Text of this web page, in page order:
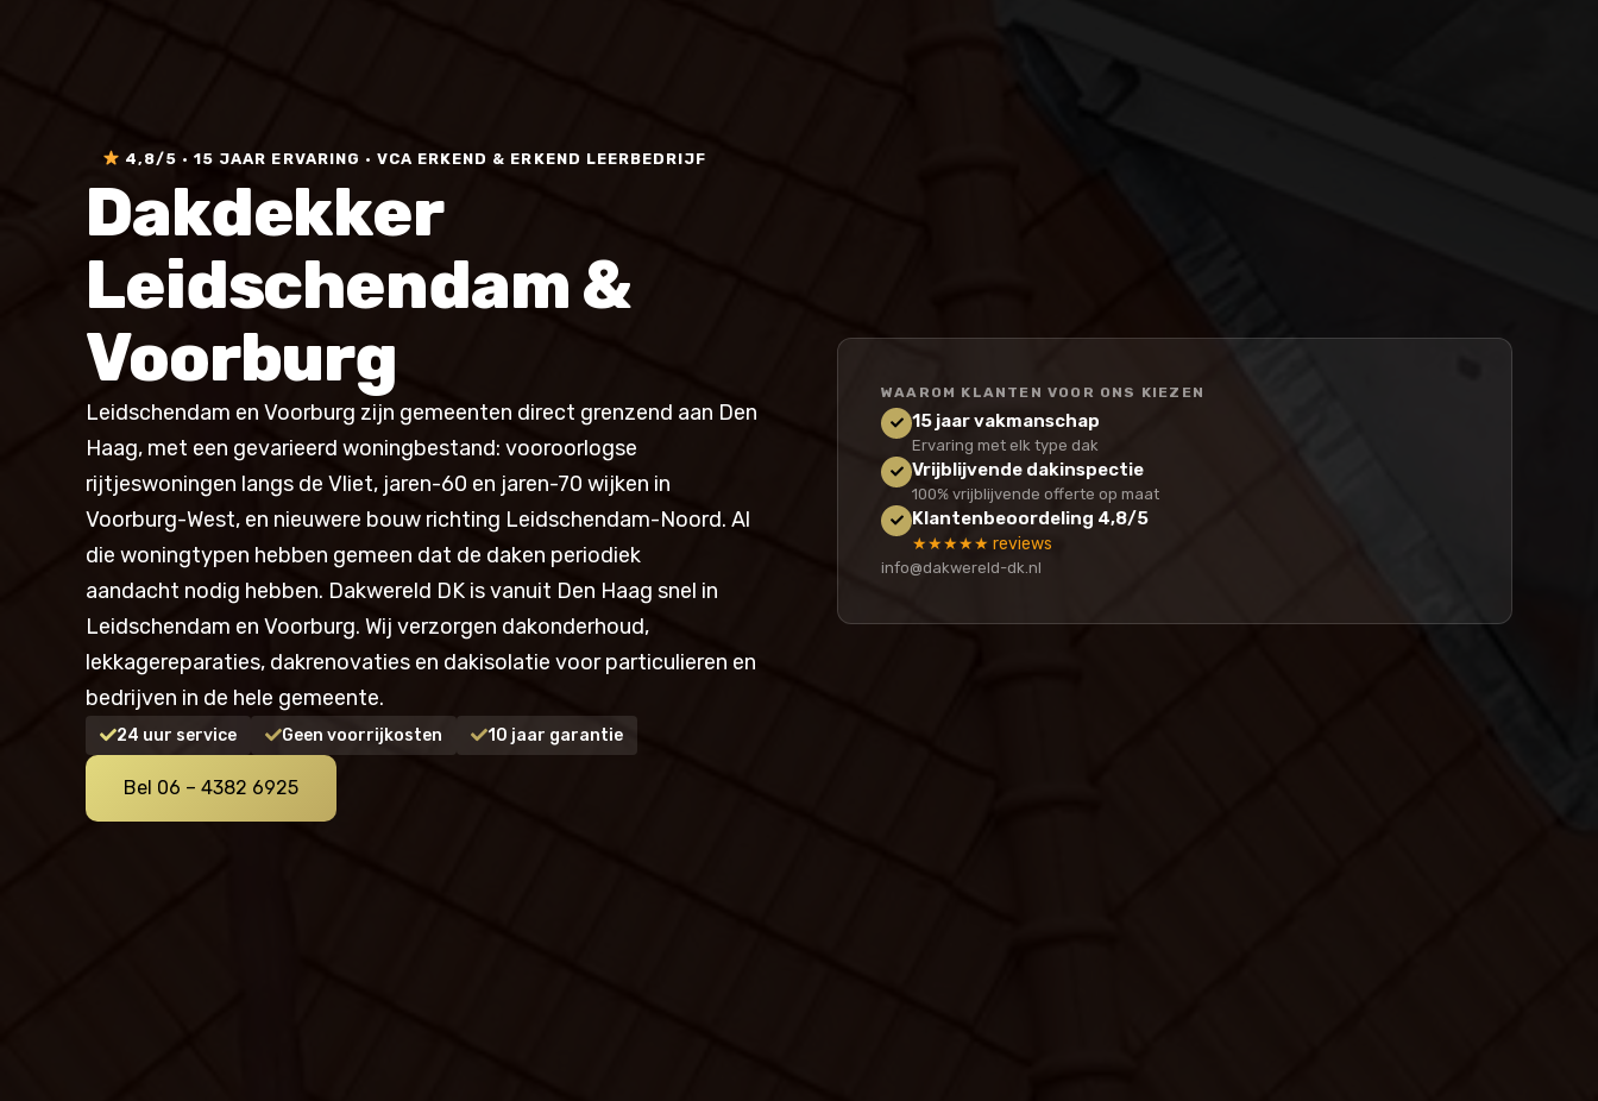
4,8/5 · 15 JAAR ERVARING · VCA ERKEND & ERKEND LEERBEDRIJF
Dakdekker
Leidschendam &
Voorburg
Leidschendam en Voorburg zijn gemeenten direct grenzend aan Den
Haag, met een gevarieerd woningbestand: vooroorlogse
rijtjeswoningen langs de Vliet, jaren-60 en jaren-70 wijken in
Voorburg-West, en nieuwere bouw richting Leidschendam-Noord. Al
die woningtypen hebben gemeen dat de daken periodiek
aandacht nodig hebben. Dakwereld DK is vanuit Den Haag snel in
Leidschendam en Voorburg. Wij verzorgen dakonderhoud,
lekkagereparaties, dakrenovaties en dakisolatie voor particulieren en
bedrijven in de hele gemeente.
24 uur service Geen voorrijkosten 10 jaar garantie
Bel 06 – 4382 6925
WAAROM KLANTEN VOOR ONS KIEZEN
15 jaar vakmanschap
Ervaring met elk type dak
Vrijblijvende dakinspectie
100% vrijblijvende offerte op maat
Klantenbeoordeling 4,8/5
★★★★★ reviews
info@dakwereld-dk.nl